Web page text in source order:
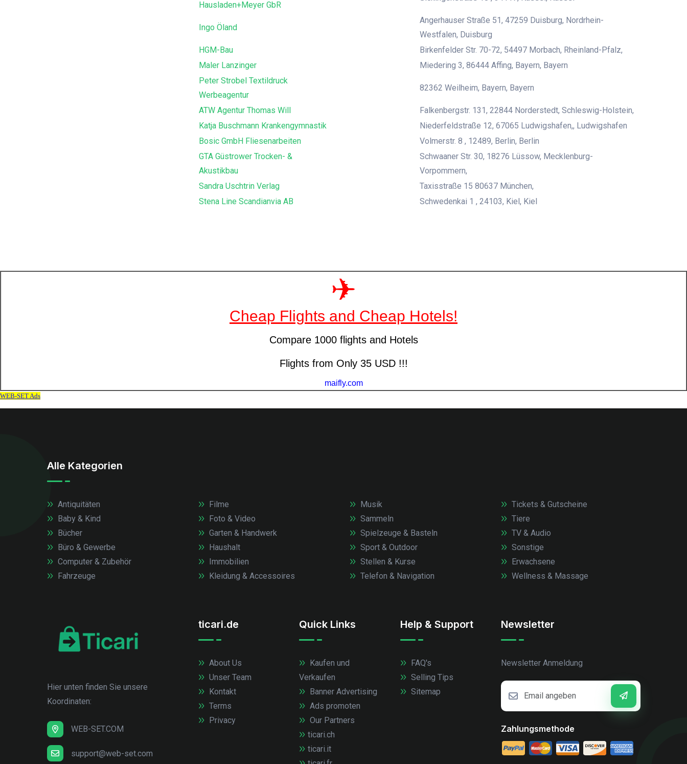
Hausladen+Meyer GbR
Ingo Öland
Angerhauser Straße 51, 47259 Duisburg, Nordrhein-
Westfalen, Duisburg
HGM-Bau
Birkenfelder Str. 70-72, 54497 Morbach, Rheinland-Pfalz,
Maler Lanzinger
Miedering 3, 86444 Affing, Bayern, Bayern
Peter Strobel Textildruck
Werbeagentur
82362 Weilheim, Bayern, Bayern
ATW Agentur Thomas Will
Falkenbergstr. 131, 22844 Norderstedt, Schleswig-Holstein,
Katja Buschmann Krankengymnastik
Niederfeldstraße 12, 67065 Ludwigshafen,, Ludwigshafen
Bosic GmbH Fliesenarbeiten
Volmerstr. 8 , 12489, Berlin, Berlin
GTA Güstrower Trocken- &
Akustikbau
Schwaaner Str. 30, 18276 Lüssow, Mecklenburg-
Vorpommern,
Sandra Uschtrin Verlag
Taxisstraße 15 80637 München,
Stena Line Scandianvia AB
Schwedenkai 1 , 24103, Kiel, Kiel
Alle Kategorien
Antiquitäten
Baby & Kind
Bücher
Büro & Gewerbe
Computer & Zubehör
Fahrzeuge
Filme
Foto & Video
Garten & Handwerk
Haushalt
Immobilien
Kleidung & Accessoires
Musik
Sammeln
Spielzeuge & Basteln
Sport & Outdoor
Stellen & Kurse
Telefon & Navigation
Tickets & Gutscheine
Tiere
TV & Audio
Sonstige
Erwachsene
Wellness & Massage
Hier unten finden Sie unsere
Koordinaten:
WEB-SET.COM
support@web-set.com
ticari.de
About Us
Unser Team
Kontakt
Terms
Privacy
Quick Links
Kaufen und
Verkaufen
Banner Advertising
Ads promoten
Our Partners
ticari.ch
ticari.it
Help & Support
FAQ's
Selling Tips
Sitemap
Newsletter
Newsletter Anmeldung
Zahlungsmethode